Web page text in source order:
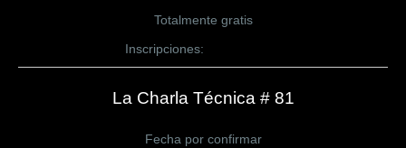
Totalmente gratis
Inscripciones:
La Charla Técnica # 81
Fecha por confirmar